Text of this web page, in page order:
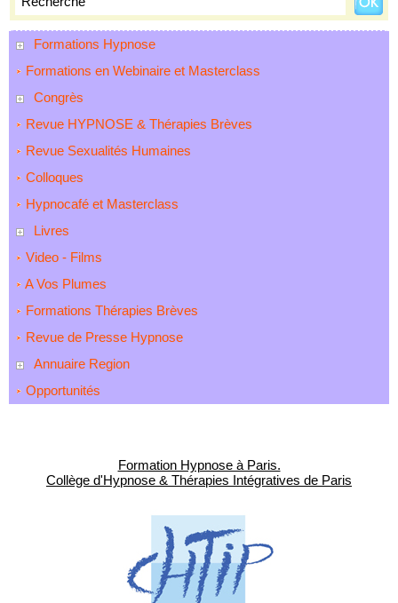
Formations Hypnose
Formations en Webinaire et Masterclass
Congrès
Revue HYPNOSE & Thérapies Brèves
Revue Sexualités Humaines
Colloques
Hypnocafé et Masterclass
Livres
Video - Films
A Vos Plumes
Formations Thérapies Brèves
Revue de Presse Hypnose
Annuaire Region
Opportunités
Formation Hypnose à Paris.
Collège d'Hypnose & Thérapies Intégratives de Paris